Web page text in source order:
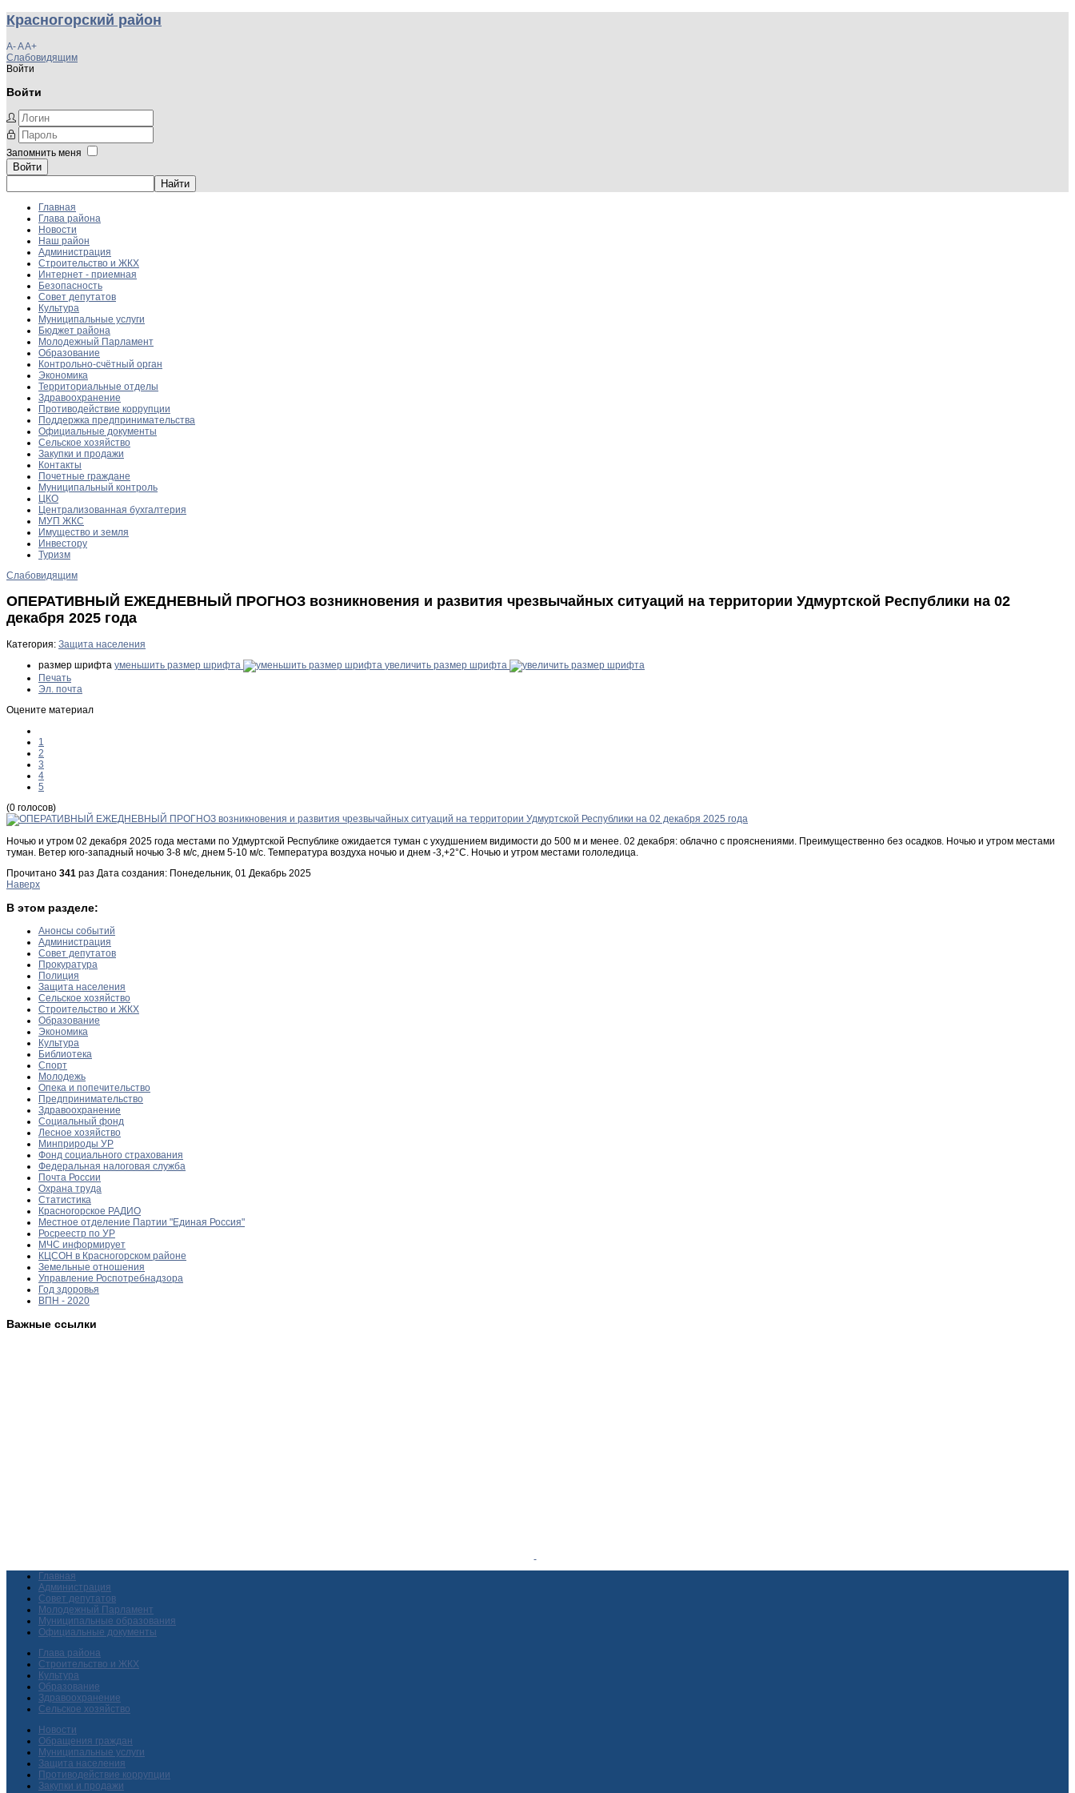
Красногорский район
A-AA+
Слабовидящим
Войти
Войти
Запомнить меня
Войти
Главная
Глава района
Новости
Наш район
Администрация
Строительство и ЖКХ
Интернет - приемная
Безопасность
Совет депутатов
Культура
Муниципальные услуги
Бюджет района
Молодежный Парламент
Образование
Контрольно-счётный орган
Экономика
Территориальные отделы
Здравоохранение
Противодействие коррупции
Поддержка предпринимательства
Официальные документы
Сельское хозяйство
Закупки и продажи
Контакты
Почетные граждане
Муниципальный контроль
ЦКО
Централизованная бухгалтерия
МУП ЖКС
Имущество и земля
Инвестору
Туризм
Слабовидящим
ОПЕРАТИВНЫЙ ЕЖЕДНЕВНЫЙ ПРОГНОЗ возникновения и развития чрезвычайных ситуаций на территории Удмуртской Республики на 02
декабря 2025 года
Категория: Защита населения
размер шрифта уменьшить размер шрифта
увеличить размер шрифта
Печать
Эл. почта
Оцените материал
1
2
3
4
5
(0 голосов)
Ночью и утром 02 декабря 2025 года местами по Удмуртской Республике ожидается туман с ухудшением видимости до 500 м и менее. 02 декабря: облачно с прояснениями. Преимущественно без осадков. Ночью и утром местами
туман. Ветер юго-западный ночью 3-8 м/с, днем 5-10 м/с. Температура воздуха ночью и днем -3,+2°С. Ночью и утром местами гололедица.
Прочитано 341 раз Дата создания: Понедельник, 01 Декабрь 2025
Наверх
В этом разделе:
Анонсы событий
Администрация
Совет депутатов
Прокуратура
Полиция
Защита населения
Сельское хозяйство
Строительство и ЖКХ
Образование
Экономика
Культура
Библиотека
Спорт
Молодежь
Опека и попечительство
Предпринимательство
Здравоохранение
Социальный фонд
Лесное хозяйство
Минприроды УР
Фонд социального страхования
Федеральная налоговая служба
Почта России
Охрана труда
Статистика
Красногорское РАДИО
Местное отделение Партии "Единая Россия"
Росреестр по УР
МЧС информирует
КЦСОН в Красногорском районе
Земельные отношения
Управление Роспотребнадзора
Год здоровья
ВПН - 2020
Важные ссылки
Главная
Администрация
Совет депутатов
Молодежный Парламент
Муниципальные образования
Официальные документы
Глава района
Строительство и ЖКХ
Культура
Образование
Здравоохранение
Сельское хозяйство
Новости
Обращения граждан
Муниципальные услуги
Защита населения
Противодействие коррупции
Закупки и продажи